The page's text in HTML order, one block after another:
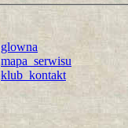
glowna
mapa_serwisu
klub_kontakt